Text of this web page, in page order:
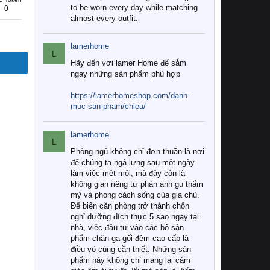
0
to be worn every day while matching
almost every outfit.
L
lamerhome
Hãy đến với lamer Home để sắm
ngay những sản phẩm phù hợp
https://lamerhomeshop.com/danh-
muc-san-pham/chieu/
L
lamerhome
Phòng ngủ không chỉ đơn thuần là nơi
để chúng ta ngả lưng sau một ngày
làm việc mệt mỏi, mà đây còn là
không gian riêng tư phản ánh gu thẩm
mỹ và phong cách sống của gia chủ.
Để biến căn phòng trở thành chốn
nghỉ dưỡng đích thực 5 sao ngay tại
nhà, việc đầu tư vào các bộ sản
phẩm chăn ga gối đệm cao cấp là
điều vô cùng cần thiết. Những sản
phẩm này không chỉ mang lại cảm